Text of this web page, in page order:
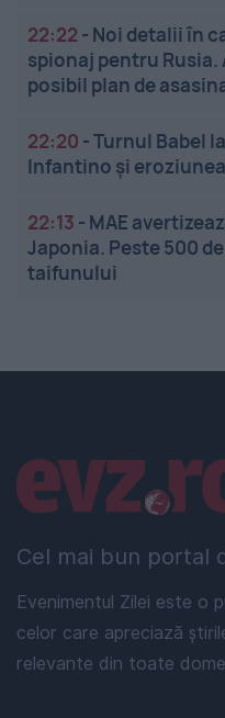
22:22 - Noi detalii în
spionaj pentru
posibil plan de
22:20 -Turnul Babel
Infantino și
22:13 - MAE
Japonia. Peste 500
taifunului
Cel mai bun portal
Evenimentul Zilei este o
celor care apreciază
relevante din toate
Linkuri utile